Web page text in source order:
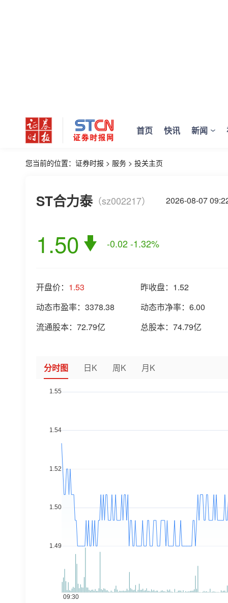
首页 快讯 新闻
您当前的位置： 证券时报 > 服务 > 投关主页
ST合力泰（sz002217） 2026-08-07
1.50 -0.02-1.32%
开盘价： 1.53 昨收盘： 1.52
动态市盈率： 3378.38 动态市净率： 6.00
流通股本： 72.79亿 总股本： 74.79亿
分时图 日K 周K 月K